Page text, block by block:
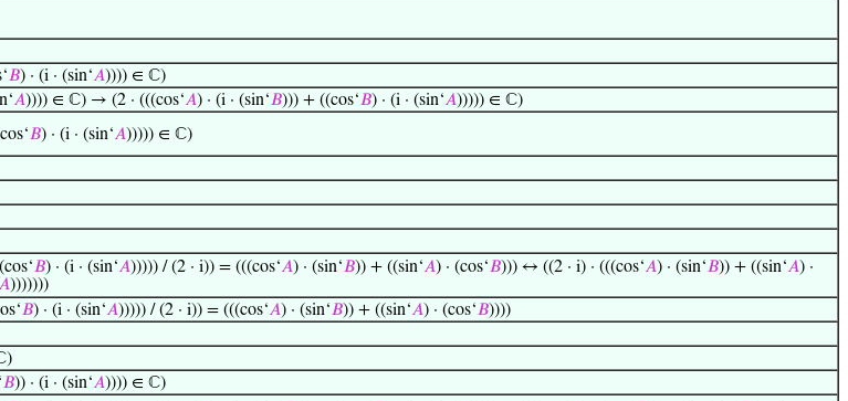
𝐵) · (i · (sin‘𝐴)))) ∈ ℂ)
𝐴)))) ∈ ℂ) → (2 · (((cos‘𝐴) · (i · (sin‘𝐵))) + ((cos‘𝐵) · (i · (sin‘𝐴))))) ∈ ℂ)
𝐵) · (i · (sin‘𝐴))))) ∈ ℂ)
𝐵) · (i · (sin‘𝐴))))) / (2 · i)) = (((cos‘𝐴) · (sin‘𝐵)) + ((sin‘𝐴) · (cos‘𝐵))) ↔ ((2 · i) · (((cos‘𝐴) · (sin‘𝐵)) + ((sin‘𝐴) ·
)))))))
𝐵) · (i · (sin‘𝐴))))) / (2 · i)) = (((cos‘𝐴) · (sin‘𝐵)) + ((sin‘𝐴) · (cos‘𝐵))))
𝐵)) · (i · (sin‘𝐴)))) ∈ ℂ)